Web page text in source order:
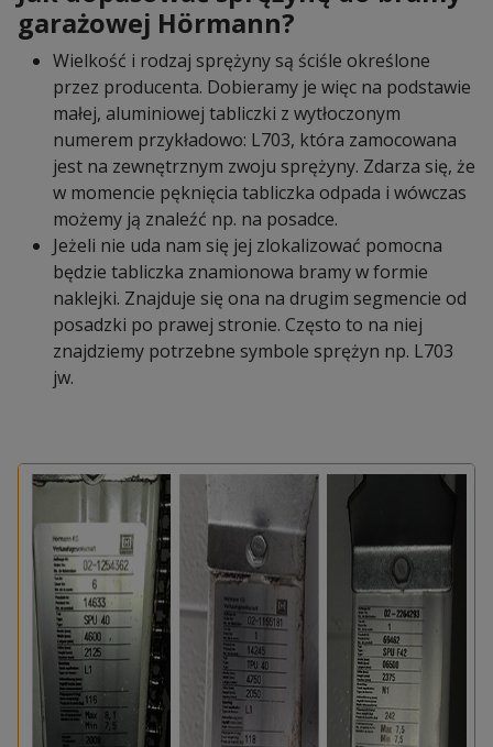
garażowej Hörmann?
Wielkość i rodzaj sprężyny są ściśle określone
przez producenta. Dobieramy je więc na podstawie
małej, aluminiowej tabliczki z wytłoczonym
numerem przykładowo: L703, która zamocowana
jest na zewnętrznym zwoju sprężyny. Zdarza się, że
w momencie pęknięcia tabliczka odpada i wówczas
możemy ją znaleźć np. na posadce.
Jeżeli nie uda nam się jej zlokalizować pomocna
będzie tabliczka znamionowa bramy w formie
naklejki. Znajduje się ona na drugim segmencie od
posadzki po prawej stronie. Często to na niej
znajdziemy potrzebne symbole sprężyn np. L703
jw.